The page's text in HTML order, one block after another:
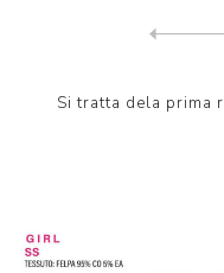
Si tratta dela prima